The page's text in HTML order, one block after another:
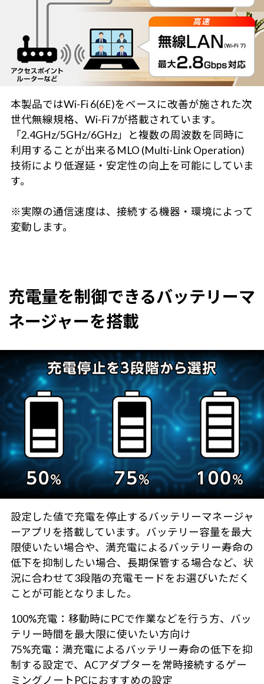
本製品ではWi-Fi 6(6E)をベースに改善が施された次
世代無線規格、Wi-Fi 7が搭載されています。
「2.4GHz/5GHz/6GHz」と複数の周波数を同時に
利用することが出来るMLO (Multi-Link Operation)
技術により低遅延・安定性の向上を可能にしていま
す。
※実際の通信速度は、接続する機器・環境によって
変動します。
充電量を制御できるバッテリーマ
ネージャーを搭載
設定した値で充電を停止するバッテリーマネージャ
ーアプリを搭載しています。バッテリー容量を最大
限使いたい場合や、満充電によるバッテリー寿命の
低下を抑制したい場合、長期保管する場合など、状
況に合わせて3段階の充電モードをお選びいただく
ことが可能となりました。
100%充電：移動時にPCで作業などを行う方、バッ
テリー時間を最大限に使いたい方向け
75%充電：満充電によるバッテリー寿命の低下を抑
制する設定で、ACアダプターを常時接続するゲー
ミングノートPCにおすすめの設定